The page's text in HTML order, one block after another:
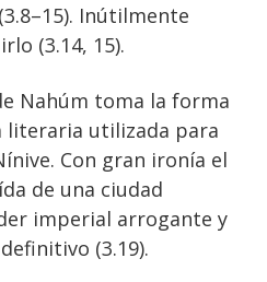
Inútilmente
(3.14, 15).
Nahúm toma la forma
literaria utilizada para
Con gran ironía el
de una ciudad
imperial arrogante y
(3.19).